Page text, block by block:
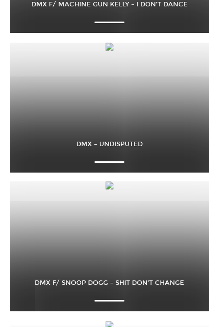
DMX F/ MACHINE GUN KELLY – I DON’T DANCE
DMX – UNDISPUTED
DMX F/ SNOOP DOGG – SHIT DON’T CHANGE